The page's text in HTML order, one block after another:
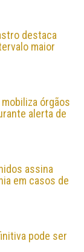
destaca
maior
órgãos
alerta de
assina
em casos de
pode ser